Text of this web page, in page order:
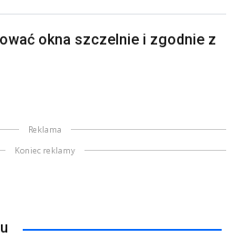
okna szczelnie i zgodnie z
Reklama
Koniec reklamy